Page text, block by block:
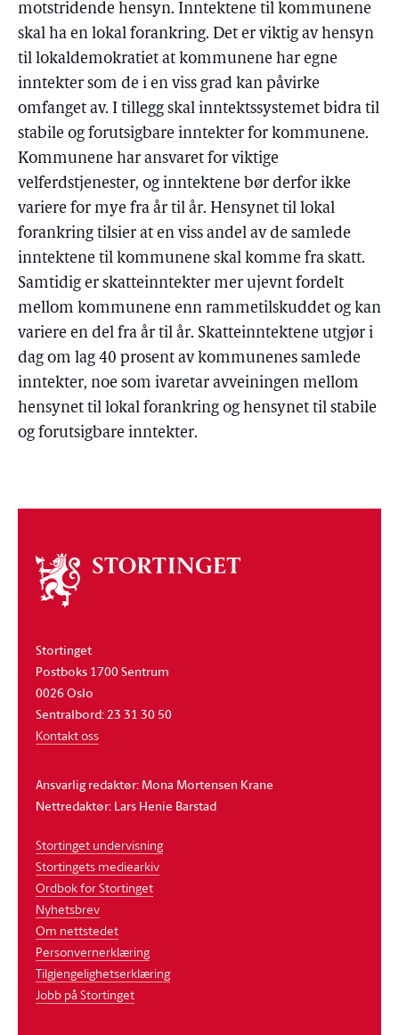
motstridende hensyn. Inntektene til kommunene
skal ha en lokal forankring. Det er viktig av hensyn
til lokaldemokratiet at kommunene har egne
inntekter som de i en viss grad kan påvirke
omfanget av. I tillegg skal inntektssystemet bidra til
stabile og forutsigbare inntekter for kommunene.
Kommunene har ansvaret for viktige
velferdstjenester, og inntektene bør derfor ikke
variere for mye fra år til år. Hensynet til lokal
forankring tilsier at en viss andel av de samlede
inntektene til kommunene skal komme fra skatt.
Samtidig er skatteinntekter mer ujevnt fordelt
mellom kommunene enn rammetilskuddet og kan
variere en del fra år til år. Skatteinntektene utgjør i
dag om lag 40 prosent av kommunenes samlede
inntekter, noe som ivaretar avveiningen mellom
hensynet til lokal forankring og hensynet til stabile
og forutsigbare inntekter.
Om
stortinget
Stortinget
Postboks 1700 Sentrum
0026 Oslo
Sentralbord: 23 31 30 50
Kontakt oss
Ansvarlig redaktør: Mona Mortensen Krane
Nettredaktør: Lars Henie Barstad
Stortinget undervisning
Stortingets mediearkiv
Ordbok for Stortinget
Nyhetsbrev
Om nettstedet
Personvernerklæring
Tilgjengelighetserklæring
Jobb på Stortinget